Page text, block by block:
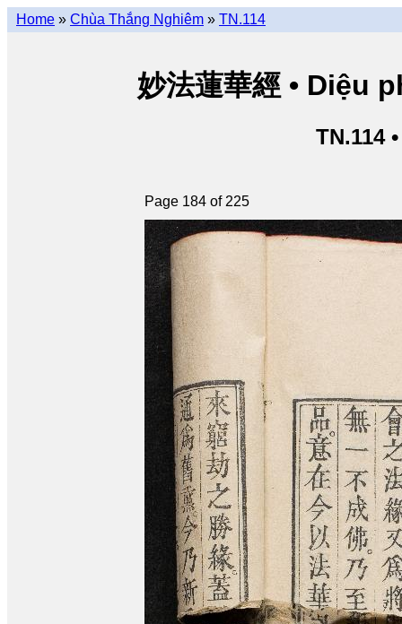
Home » Chùa Thắng Nghiêm » TN.114
妙法蓮華經 • Diệu
TN.114
Page 184 of 225